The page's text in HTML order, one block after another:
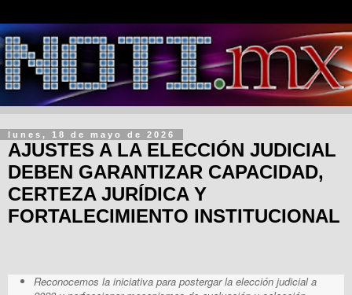
lunes, 18 de mayo de 2026
AJUSTES A LA ELECCIÓN JUDICIAL
DEBEN GARANTIZAR CAPACIDAD,
CERTEZA JURÍDICA Y
FORTALECIMIENTO INSTITUCIONAL
Reconocemos la iniciativa para postergar la elección judicial a